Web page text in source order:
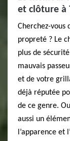
et clôture à
Cherchez-vous
propreté ? Le
plus de
mauvais
et de votre
déjà réputée
de ce genre.
aussi un
l’apparence